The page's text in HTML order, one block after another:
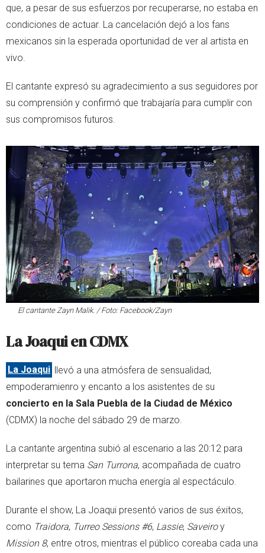
que, a pesar de sus esfuerzos por recuperarse, no estaba en
condiciones de actuar. La cancelación dejó a los fans
mexicanos sin la esperada oportunidad de ver al artista en
vivo.
El cantante expresó su agradecimiento a sus seguidores por
su comprensión y confirmó que trabajaría para cumplir con
sus compromisos futuros.
El cantante Zayn Malik. / Foto: Facebook/Zayn
La Joaqui en CDMX
La Joaqui llevó a una atmósfera de sensualidad,
empoderamienro y encanto a los asistentes de su
concierto en la Sala Puebla de la Ciudad de México
(CDMX) la noche del sábado 29 de marzo.
La cantante argentina subió al escenario a las 20:12 para
interpretar su tema San Turrona, acompañada de cuatro
bailarines que aportaron mucha energía al espectáculo.
Durante el show, La Joaqui presentó varios de sus éxitos,
como Traidora, Turreo Sessions #6, Lassie, Saveiroy
Mission 8, entre otros, mientras el público coreaba cada una